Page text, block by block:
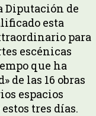
Diputación de
esta
para
escénicas
que ha
de las 16 obras
espacios
tres días.